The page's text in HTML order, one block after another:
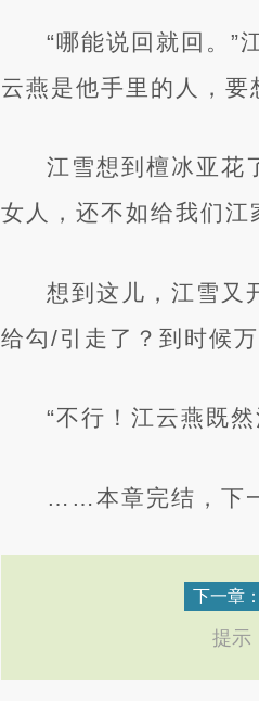
“哪能说回就回。”
云燕是他手里的人，要
江雪想到檀冰亚花
女人，还不如给我们江
想到这儿，江雪又
给勾/引走了？到时候
“不行！江云燕既
……本章完结，下
下一章
提示